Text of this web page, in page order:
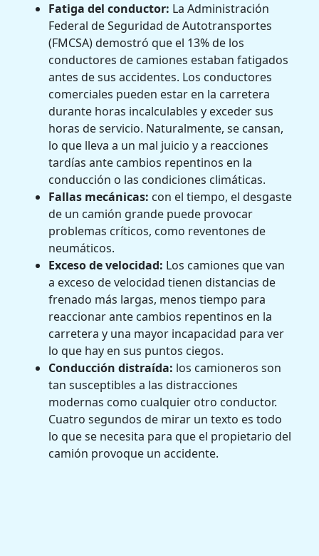
Fatiga del conductor: La Administración
Federal de Seguridad de Autotransportes
(FMCSA) demostró que el 13% de los
conductores de camiones estaban fatigados
antes de sus accidentes. Los conductores
comerciales pueden estar en la carretera
durante horas incalculables y exceder sus
horas de servicio. Naturalmente, se cansan,
lo que lleva a un mal juicio y a reacciones
tardías ante cambios repentinos en la
conducción o las condiciones climáticas.
Fallas mecánicas: con el tiempo, el desgaste
de un camión grande puede provocar
problemas críticos, como reventones de
neumáticos.
Exceso de velocidad: Los camiones que van
a exceso de velocidad tienen distancias de
frenado más largas, menos tiempo para
reaccionar ante cambios repentinos en la
carretera y una mayor incapacidad para ver
lo que hay en sus puntos ciegos.
Conducción distraída: los camioneros son
tan susceptibles a las distracciones
modernas como cualquier otro conductor.
Cuatro segundos de mirar un texto es todo
lo que se necesita para que el propietario del
camión provoque un accidente.